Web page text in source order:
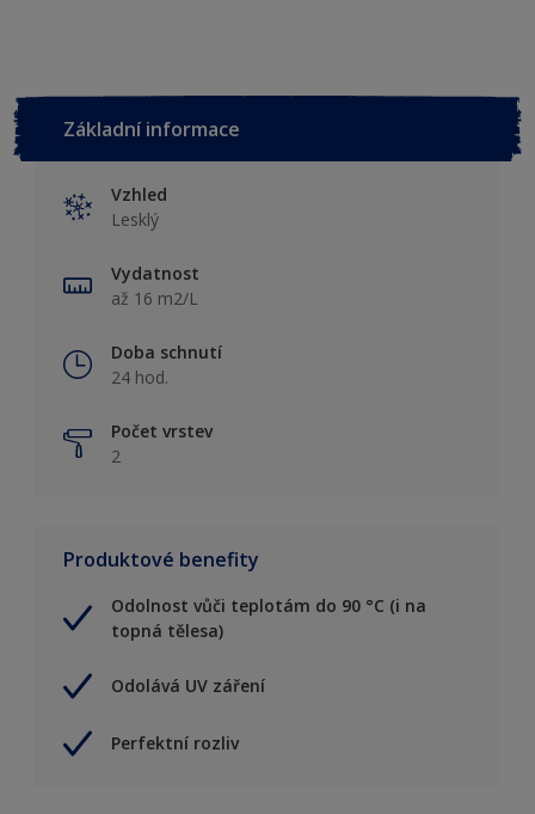
Základní informace
Vzhled
Lesklý
Vydatnost
až 16 m2/L
Doba schnutí
24 hod.
Počet vrstev
2
Produktové benefity
Odolnost vůči teplotám do 90 °C (i na
topná tělesa)
Odolává UV záření
Perfektní rozliv